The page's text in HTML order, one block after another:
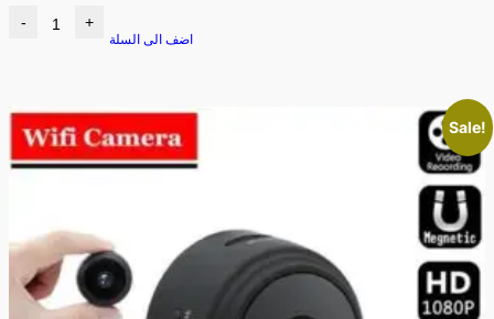
- +
اضف الى السلة
Sale!